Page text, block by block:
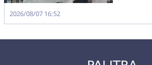
2026/08/07 16:52